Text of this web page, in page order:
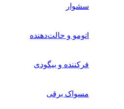
سشوار
اتومو و حالت‌دهنده
فرکننده و بیگودی
مسواک برقی